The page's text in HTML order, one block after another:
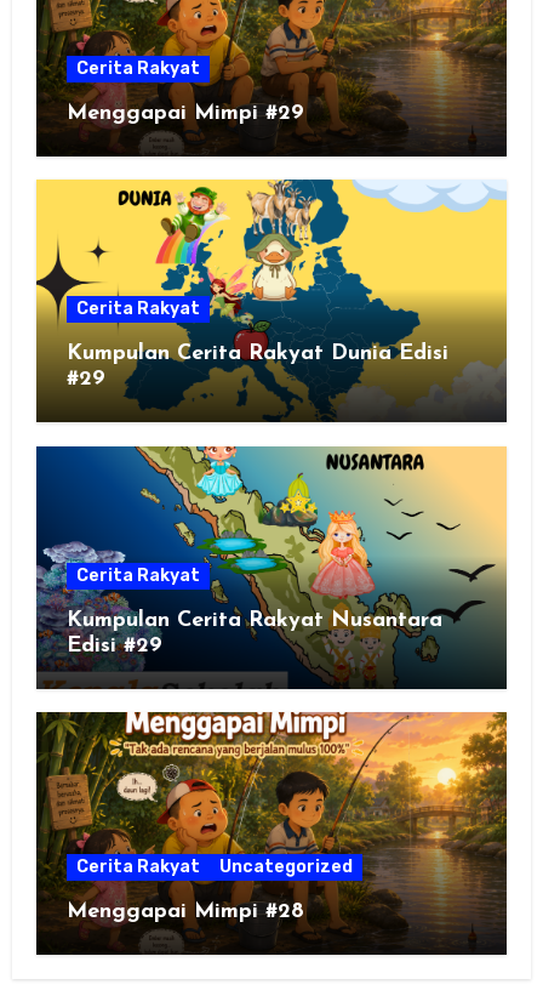
Cerita Rakyat
Menggapai Mimpi #29
Cerita Rakyat
Kumpulan Cerita Rakyat Dunia Edisi
#29
Cerita Rakyat
Kumpulan Cerita Rakyat Nusantara
Edisi #29
Cerita Rakyat Uncategorized
Menggapai Mimpi #28